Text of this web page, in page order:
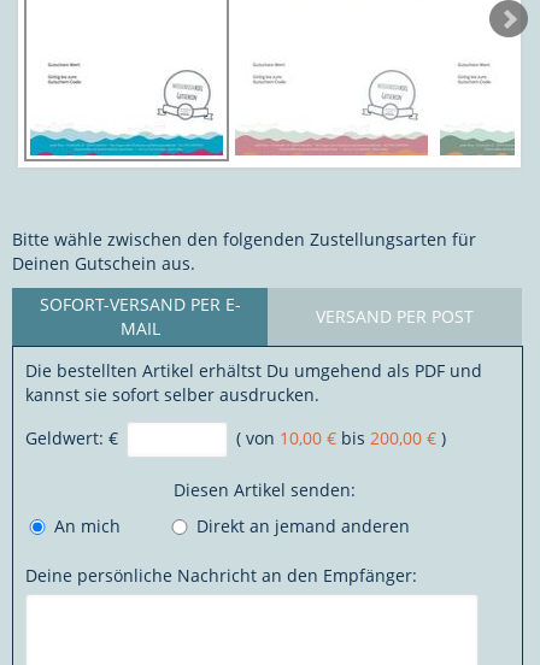
Bitte wähle zwischen den folgenden Zustellungsarten für
Deinen Gutschein aus.
SOFORT-VERSAND PER E-
MAIL
VERSAND PER POST
Die bestellten Artikel erhältst Du umgehend als PDF und
kannst sie sofort selber ausdrucken.
Geldwert: € ( von 10,00 € bis 200,00 € )
Diesen Artikel senden:
An mich
Direkt an jemand anderen
Deine persönliche Nachricht an den Empfänger: